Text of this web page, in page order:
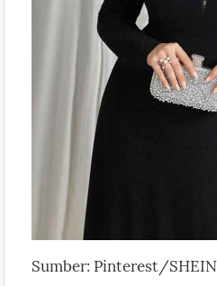
Sumber: Pinterest/SHEIN